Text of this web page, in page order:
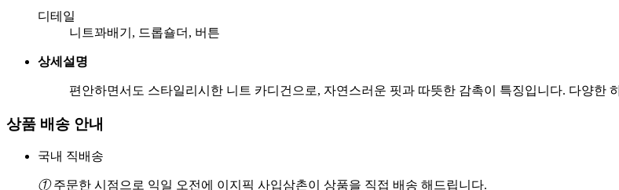
디테일
니트꽈배기, 드롭숄더, 버튼
상세설명
편안하면서도 스타일리시한 니트 카디건으로, 자연스러운 핏과 따뜻한 감촉이 특징입니다. 다양한
상품 배송 안내
국내 직배송
①주문한 시점으로 익일 오전에 이지픽 사입삼촌이 상품을 직접 배송 해드립니다.